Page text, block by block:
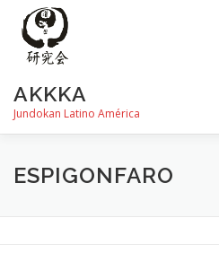
contenido
AKKKA
Jundokan Latino América
HISTORIA DOJOS
ESPIGONFARO